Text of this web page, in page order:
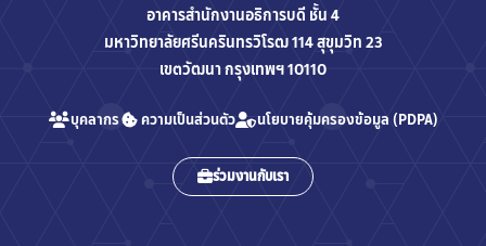
อาคารสำนักงานอธิการบดี ชั้น 4
มหาวิทยาลัยศรีนครินทรวิโรฒ 114 สุขุมวิท 23
เขตวัฒนา กรุงเทพฯ 10110
บุคลากร ความเป็นส่วนตัว นโยบายคุ้มครองข้อมูล (PDPA)
ร่วมงานกับเรา